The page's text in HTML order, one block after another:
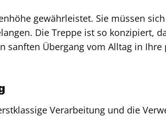
gewährleistet. Sie müssen
Die Treppe ist so konzipiert,
sanften Übergang vom Alltag in
Verarbeitung und die